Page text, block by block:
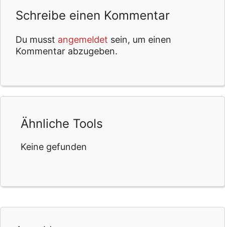
Schreibe einen Kommentar
Du musst angemeldet sein, um einen
Kommentar abzugeben.
Ähnliche Tools
Keine gefunden